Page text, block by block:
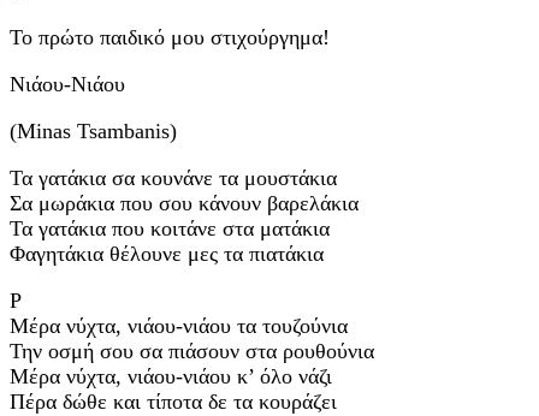
To πρώτο παιδικό μου στιχούργημα!
Νιάου-Νιάου
(Minas Tsambanis)
Τα γατάκια σα κουνάνε τα μουστάκια
Σα μωράκια που σου κάνουν βαρελάκια
Τα γατάκια που κοιτάνε στα ματάκια
Φαγητάκια θέλουνε μες τα πιατάκια
Ρ
Μέρα νύχτα, νιάου-νιάου τα τουζούνια
Την οσμή σου σα πιάσουν στα ρουθούνια
Μέρα νύχτα, νιάου-νιάου κ’ όλο νάζι
Πέρα δώθε και τίποτα δε τα κουράζει